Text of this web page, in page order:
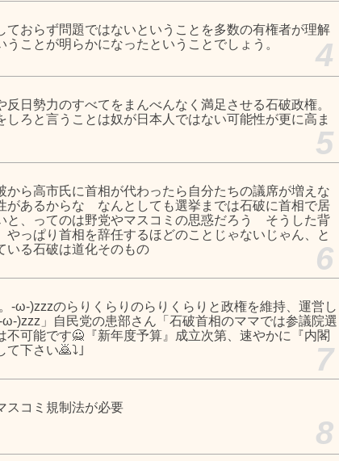
ておらず問題ではないということを多数の有権者が理解
うことが明らかになったということでしょう。
4
反日勢力のすべてをまんべんなく満足させる石破政権。
しろと言うことは奴が日本人ではない可能性が更に高ま
5
から高市氏に首相が代わったら自分たちの議席が増えな
があるからな なんとしても選挙までは石破に首相で居
と、ってのは野党やマスコミの思惑だろう そうした背
やっぱり首相を辞任するほどのことじゃないじゃん、と
いる石破は道化そのもの
6
-ω-)zzzのらりくらりのらりくらりと政権を維持、運営し
ω-)zzz」自民党の患部さん「石破首相のママでは参議院選
不可能です🙅『新年度予算』成立次第、速やかに『内閣
下さい🙇⤵」
7
スコミ規制法が必要
8